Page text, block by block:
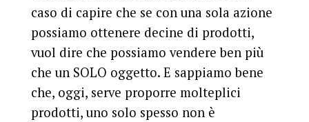
caso di capire che se con una sola azione
possiamo ottenere decine di prodotti,
vuol dire che possiamo vendere ben più
che un SOLO oggetto. E sappiamo bene
che, oggi, serve proporre molteplici
prodotti, uno solo spesso non è